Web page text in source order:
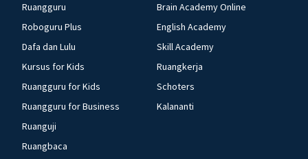
Ruangguru
Roboguru Plus
Dafa dan Lulu
Kursus for Kids
Ruangguru for Kids
Ruangguru for Business
Ruanguji
Ruangbaca
Brain Academy Online
English Academy
Skill Academy
Ruangkerja
Schoters
Kalananti